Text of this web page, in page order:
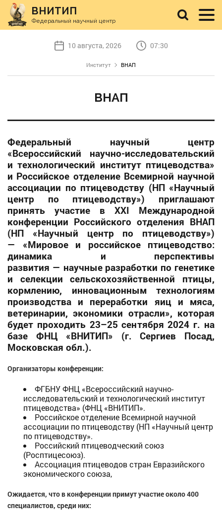
ВНИТИП
Федеральный научный центр
10 августа, 2026 07:30
Институт ВНАП
ВНАП
Федеральный научный центр
«Всероссийский научно-исследовательский
и технологический институт птицеводства»
и Российское отделение Всемирной научной
ассоциации по птицеводству (НП «Научный
центр по птицеводству») приглашают
принять участие в XXI Международной
конференции Российского отделения ВНАП
(НП «Научный центр по птицеводству»)
— «Мировое и российское птицеводство:
динамика и перспективы
развития — научные разработки по генетике
и селекции сельскохозяйственной птицы,
кормлению, инновационным технологиям
производства и переработки яиц и мяса,
ветеринарии, экономики отрасли», которая
будет проходить 23–25 сентября 2024 г. на
базе ФНЦ «ВНИТИП» (г. Сергиев Посад,
Московская обл.).
Организаторы конференции:
ФГБНУ ФНЦ «Всероссийский научно-
исследовательский и технологический институт
птицеводства» (ФНЦ «ВНИТИП».
Российское отделение Всемирной научной
ассоциации по птицеводству (НП «Научный центр
по птицеводству».
Российский птицеводческий союз
(Росптицесоюз).
Ассоциация птицеводов стран Евразийского
экономического союза,
Ожидается, что в конференции примут участие около 400
специалистов, среди них: